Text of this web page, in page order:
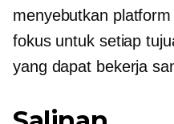
menyebutkan
fokus untuk setiap
yang dapat bekerja